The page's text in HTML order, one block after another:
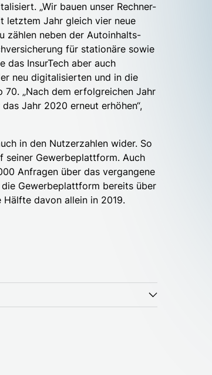
„Wir bauen unser Rechner-
letztem Jahr gleich vier neue
zählen neben der Autoinhalts-
für stationäre sowie
das InsurTech aber auch
neu digitalisierten und in die
„Nach dem erfolgreichen Jahr
Jahr 2020 erneut erhöhen“,
in den Nutzerzahlen wider. So
seiner Gewerbeplattform. Auch
Anfragen über das vergangene
Gewerbeplattform bereits über
davon allein in 2019.